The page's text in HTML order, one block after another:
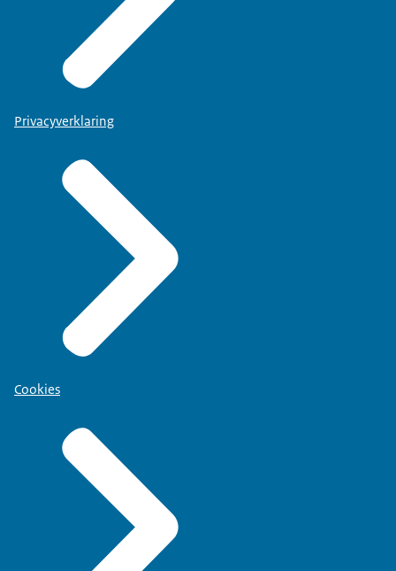
Privacyverklaring
Cookies